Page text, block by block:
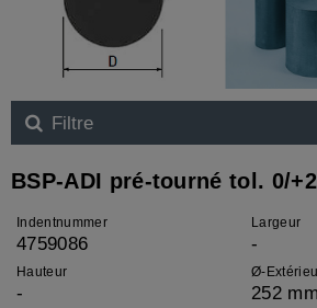
Filtre
BSP-ADI pré-tourné tol. 0/
Indentnummer
4759086
Largeur
-
Hauteur
-
Ø-
252 mm